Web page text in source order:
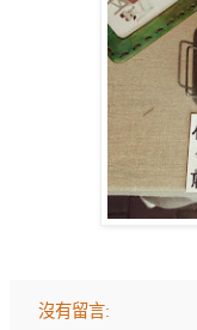
沒有留言: